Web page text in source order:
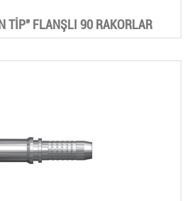
TİP" FLANŞLI 90 RAKORLAR